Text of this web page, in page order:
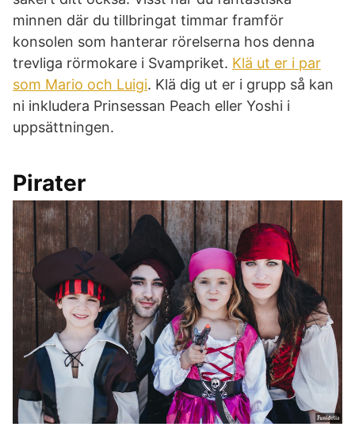
minnen där du tillbringat timmar framför
konsolen som hanterar rörelserna hos denna
trevliga rörmokare i Svampriket. Klä ut er i par
som Mario och Luigi. Klä dig ut er i grupp så kan
ni inkludera Prinsessan Peach eller Yoshi i
uppsättningen.
Pirater